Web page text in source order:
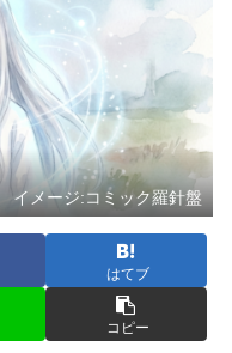
イメージ:コミック羅針盤
はてブ
コピー